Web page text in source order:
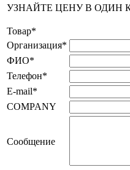
УЗНАЙТЕ ЦЕНУ В ОДИН
Товар*
Организация*
ФИО*
Телефон*
E-mail*
COMPANY
Сообщение